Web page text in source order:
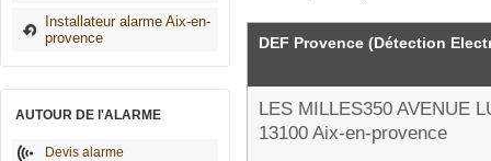
Installateur alarme Aix-en-
provence
AUTOUR DE l'ALARME
Devis alarme
DEF Provence (Détection
LES MILLES350 AVENUE
13100 Aix-en-provence